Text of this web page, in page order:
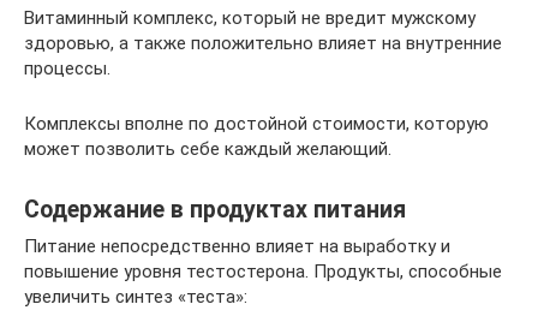
Витаминный комплекс, который не вредит мужскому
здоровью, а также положительно влияет на внутренние
процессы.
Комплексы вполне по достойной стоимости, которую
может позволить себе каждый желающий.
Содержание в продуктах питания
Питание непосредственно влияет на выработку и
повышение уровня тестостерона. Продукты, способные
увеличить синтез «теста»: